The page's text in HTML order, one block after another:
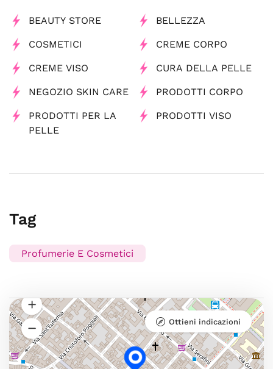
BEAUTY STORE BELLEZZA
COSMETICI CREME CORPO
CREME VISO CURA DELLA PELLE
NEGOZIO SKIN CARE PRODOTTI CORPO
PRODOTTI PER LA
PELLE
PRODOTTI VISO
Tag
Profumerie E Cosmetici
Ottieni indicazioni